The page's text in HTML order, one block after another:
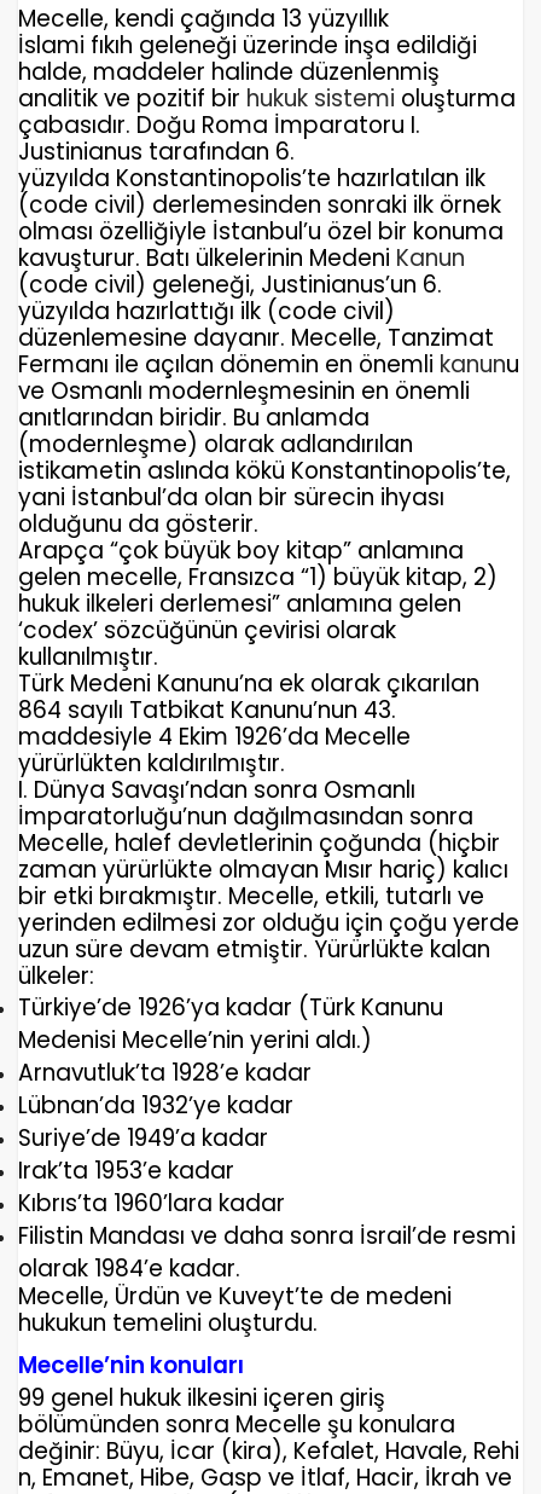
Mecelle, kendi çağında 13 yüzyıllık
İslami fıkıh geleneği üzerinde inşa edildiği
halde, maddeler halinde düzenlenmiş
analitik ve pozitif bir hukuk sistemi oluşturma
çabasıdır. Doğu Roma İmparatoru I.
Justinianus tarafından 6.
yüzyılda Konstantinopolis’te hazırlatılan ilk
(code civil) derlemesinden sonraki ilk örnek
olması özelliğiyle İstanbul’u özel bir konuma
kavuşturur. Batı ülkelerinin Medeni Kanun
(code civil) geleneği, Justinianus’un 6.
yüzyılda hazırlattığı ilk (code civil)
düzenlemesine dayanır. Mecelle, Tanzimat
Fermanı ile açılan dönemin en önemli kanunu
ve Osmanlı modernleşmesinin en önemli
anıtlarından biridir. Bu anlamda
(modernleşme) olarak adlandırılan
istikametin aslında kökü Konstantinopolis’te,
yani İstanbul’da olan bir sürecin ihyası
olduğunu da gösterir.
Arapça “çok büyük boy kitap” anlamına
gelen mecelle, Fransızca “1) büyük kitap, 2)
hukuk ilkeleri derlemesi” anlamına gelen
‘codex’ sözcüğünün çevirisi olarak
kullanılmıştır.
Türk Medeni Kanunu’na ek olarak çıkarılan
864 sayılı Tatbikat Kanunu’nun 43.
maddesiyle 4 Ekim 1926’da Mecelle
yürürlükten kaldırılmıştır.
I. Dünya Savaşı’ndan sonra Osmanlı
İmparatorluğu’nun dağılmasından sonra
Mecelle, halef devletlerinin çoğunda (hiçbir
zaman yürürlükte olmayan Mısır hariç) kalıcı
bir etki bırakmıştır. Mecelle, etkili, tutarlı ve
yerinden edilmesi zor olduğu için çoğu yerde
uzun süre devam etmiştir. Yürürlükte kalan
ülkeler:
Türkiye’de 1926’ya kadar (Türk Kanunu
Medenisi Mecelle’nin yerini aldı.)
Arnavutluk’ta 1928’e kadar
Lübnan’da 1932’ye kadar
Suriye’de 1949’a kadar
Irak’ta 1953’e kadar
Kıbrıs’ta 1960’lara kadar
Filistin Mandası ve daha sonra İsrail’de resmi
olarak 1984’e kadar.
Mecelle, Ürdün ve Kuveyt’te de medeni
hukukun temelini oluşturdu.
Mecelle’nin konuları
99 genel hukuk ilkesini içeren giriş
bölümünden sonra Mecelle şu konulara
değinir: Büyu, İcar (kira), Kefalet, Havale, Rehi
n, Emanet, Hibe, Gasp ve İtlaf, Hacir, İkrah ve